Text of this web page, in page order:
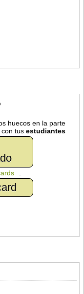
huecos en la parte
con tusestudiantes